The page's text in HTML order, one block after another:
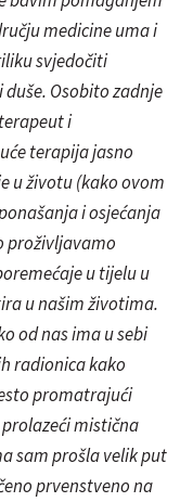
medicine uma i
svjedočiti
Osobito zadnje
i
terapija jasno
u životu (kako ovom
i osjećanja
proživljavamo
u tijelu u
u našim životima.
od nas ima u sebi
radionica kako
promatrajući
mistična
sam prošla velik put
prvenstveno na